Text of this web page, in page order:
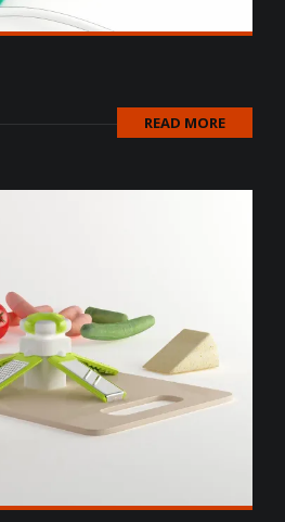
READ MORE